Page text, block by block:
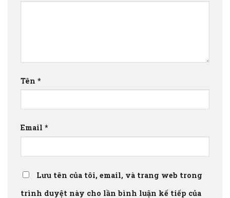
Tên *
Email *
Lưu tên của tôi, email, và trang web trong
trình duyệt này cho lần bình luận kế tiếp của